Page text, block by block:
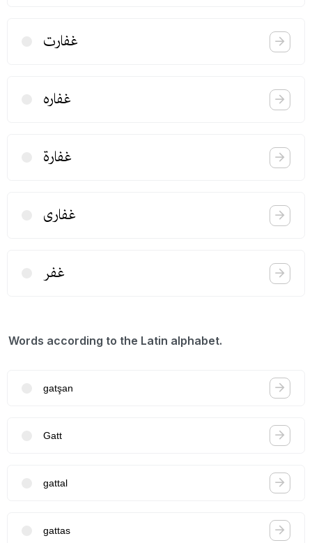
غفارت
غفاره
غفارة
غفاری
غفر
Words according to the Latin alphabet.
gatşan
Gatt
gattal
gattas